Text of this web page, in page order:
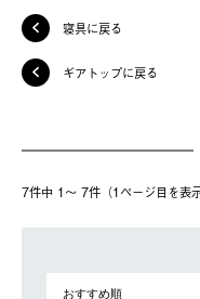
寝具に戻る
ギアトップに戻る
7件中 1〜 7件（1ページ⽬を表⽰